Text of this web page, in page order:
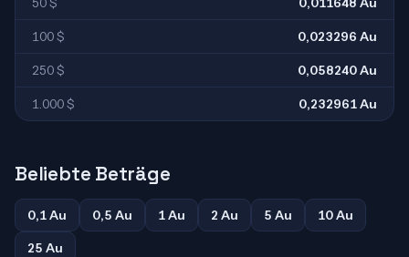
100 $ 0,023296 Au
250 $ 0,058240 Au
1.000 $ 0,232961 Au
Beliebte Beträge
0,1 Au 0,5 Au 1 Au 2 Au 5 Au
10 Au
25 Au